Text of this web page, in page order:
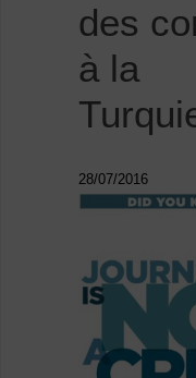
des
à la
28/07/2016